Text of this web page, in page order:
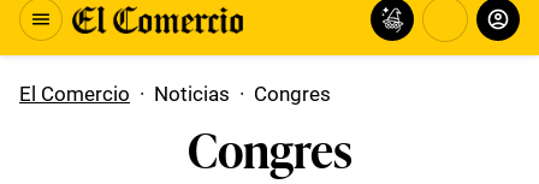
El Comercio · Noticias · Congres
Congres